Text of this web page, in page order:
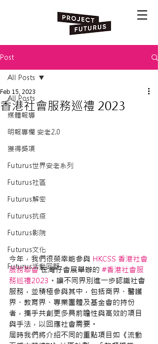
Post
All Posts
媒體報導
明報專欄 安老2.0
獲得獎項
Futurus世界安老系列
Futurus社區
Futurus解密
Futurus抗疫
Futurus影院
Futurus文化
Futurus活動回顧
All Posts
香港社會服務巡禮 2023
Feb 15, 2023
今年，我們很榮幸能參與 HKCSS 香港社會
服務聯會 在灣仔會展舉辦的 #香港社會服
務巡禮2023 。讓不同界別進一步認識社會
服務，並積極參與其中，包括商界、醫護
界、教育界、專業團體及基金會的持份
者，攜手共創更多具前瞻性與高效的項目
與手法，以回應社會需要。
屆時我們將介紹不同的重點項目如《流動